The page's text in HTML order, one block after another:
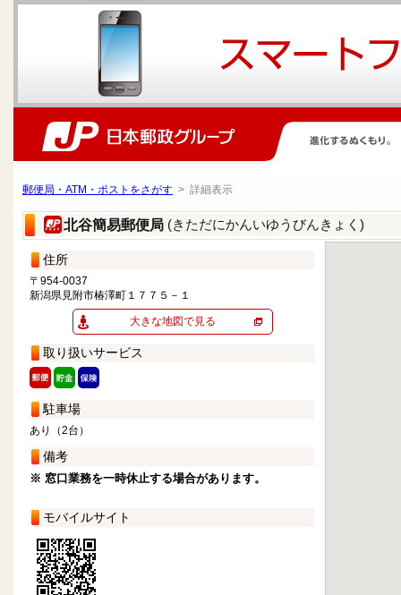
郵便局・ATM・ポストをさがす > 詳細表示
北谷簡易郵便局 (きただにかんいゆうびんきょく)
住所
〒954-0037
新潟県見附市椿澤町１７７５－１
大きな地図で見る
取り扱いサービス
駐車場
あり（2台）
備考
※ 窓口業務を一時休止する場合があります。
モバイルサイト